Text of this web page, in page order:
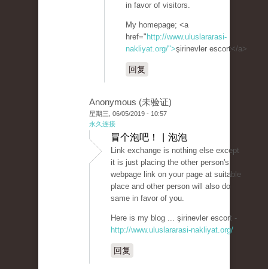
in favor of visitors.
My homepage; <a
href=" http://www.uluslararasi-
nakliyat.org/">şirinevler escort</a>
回复
Anonymous (未验证)
星期三, 06/05/2019 - 10:57
永久连接
冒个泡吧！ | 泡泡
Link exchange is nothing else except
it is just placing the other person's
webpage link on your page at suitable
place and other person will also do
same in favor of you.
Here is my blog ... şirinevler escort -
http://www.uluslararasi-nakliyat.org/
回复